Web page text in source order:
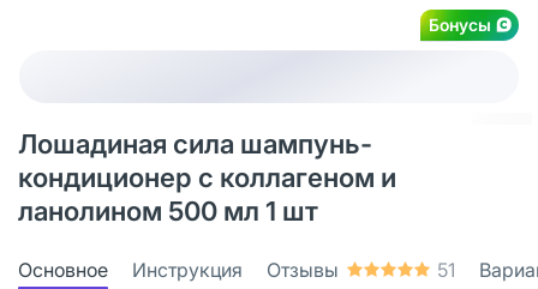
Бонусы
Лошадиная сила шампунь-
кондиционер с коллагеном и
ланолином 500 мл 1 шт
Основное Инструкция Отзывы 51